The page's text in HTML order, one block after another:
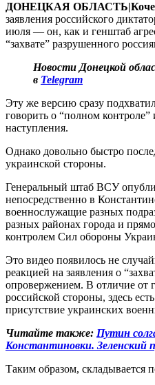
ДОНЕЦКАЯ
заявления российского
июля — он, как и генштаб
“захвате” разрушенного
Новости Донецкой
в Telegram
Эту же версию сразу
говорить о “полном контроле”
наступления.
Однако довольно быстро
украинской стороны.
Генеральный штаб ВСУ
непосредственно в
военнослужащие разных
разных районах города и
контролем Сил обороны
Это видео появилось не
реакцией на заявления о
опровержением. В отличие от
российской стороны, здесь
присутствие украинских
Читайте также: Путин
Константиновки. Зеленский
Таким образом, складывается